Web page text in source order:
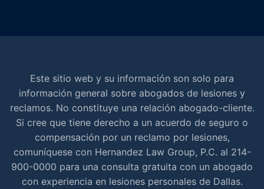
Este sitio web y su información son solo para
información general sobre abogados de lesiones y
reclamos. No constituye una relación abogado-cliente.
Si cree que tiene derecho a un acuerdo de seguro o
compensación por un reclamo por lesiones,
comuníquese con Hernandez Law Group, P.C. al 214-
900-0000 para una consulta gratuita con un abogado
con experiencia en lesiones personales de Dallas.